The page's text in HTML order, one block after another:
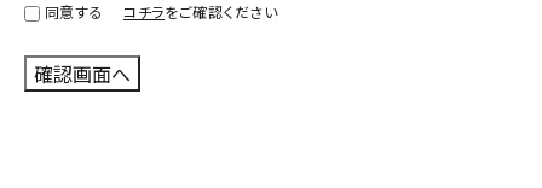
同意する コチラをご確認ください